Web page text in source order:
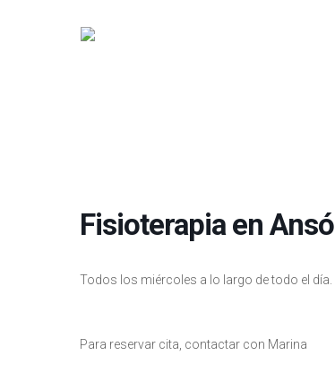
Fisioterapia en Ansó
Todos los miércoles a lo largo de todo el día.
Para reservar cita, contactar con Marina